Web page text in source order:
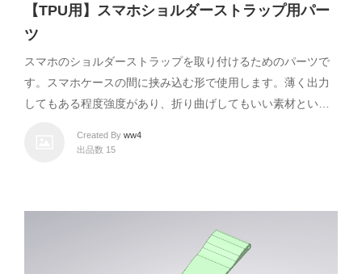
【TPU用】スマホショルダーストラップ用パー
ツ
スマホのショルダーストラップを取り付けるためのパーツで
す。スマホケースの間に挟み込む形で使用します。薄く出力
してもある程度強度があり、折り曲げしてもいい素材とい…
Created By ww4
出品数 15